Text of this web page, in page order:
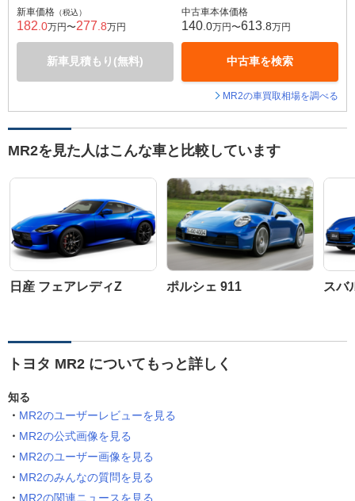
新車価格 （税込）
182 .0万円〜277 .8万円
新車見積もり(無料)
中古車本体価格
140 .0万円〜613 .8万円
中古車を検索
MR2の車買取相場を調べる
MR2を見た人はこんな車と比較しています
日産 フェアレディZ ポルシェ 911 スバ
トヨタ MR2 についてもっと詳しく
知る
MR2のユーザーレビューを見る
MR2の公式画像を見る
MR2のユーザー画像を見る
MR2のみんなの質問を見る
MR2の関連ニュースを見る